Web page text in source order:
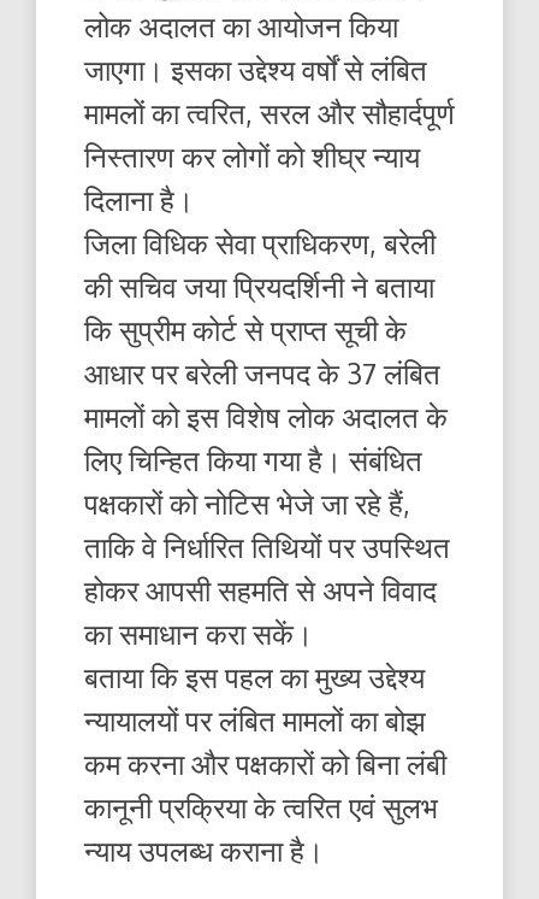
लोक अदालत का आयोजन किया
जाएगा। इसका उद्देश्य वर्षों से लंबित
मामलों का त्वरित, सरल और सौहार्दपूर्ण
निस्तारण कर लोगों को शीघ्र न्याय
दिलाना है।
जिला विधिक सेवा प्राधिकरण, बरेली
की सचिव जया प्रियदर्शिनी ने बताया
कि सुप्रीम कोर्ट से प्राप्त सूची के
आधार पर बरेली जनपद के 37 लंबित
मामलों को इस विशेष लोक अदालत के
लिए चिन्हित किया गया है। संबंधित
पक्षकारों को नोटिस भेजे जा रहे हैं,
ताकि वे निर्धारित तिथियों पर उपस्थित
होकर आपसी सहमति से अपने विवाद
का समाधान करा सकें।
बताया कि इस पहल का मुख्य उद्देश्य
न्यायालयों पर लंबित मामलों का बोझ
कम करना और पक्षकारों को बिना लंबी
कानूनी प्रक्रिया के त्वरित एवं सुलभ
न्याय उपलब्ध कराना है।